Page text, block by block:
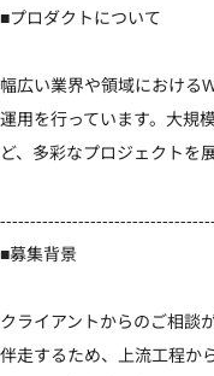
■プロダクトについて
幅広い業界や領域における
運用を行っています。大規
ど、多彩なプロジェクトを
■募集背景
クライアントからのご相談
伴走するため、上流工程か